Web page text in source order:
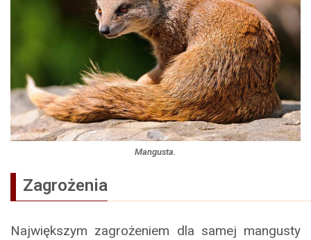
Mangusta.
Zagrożenia
Największym zagrożeniem dla samej mangusty